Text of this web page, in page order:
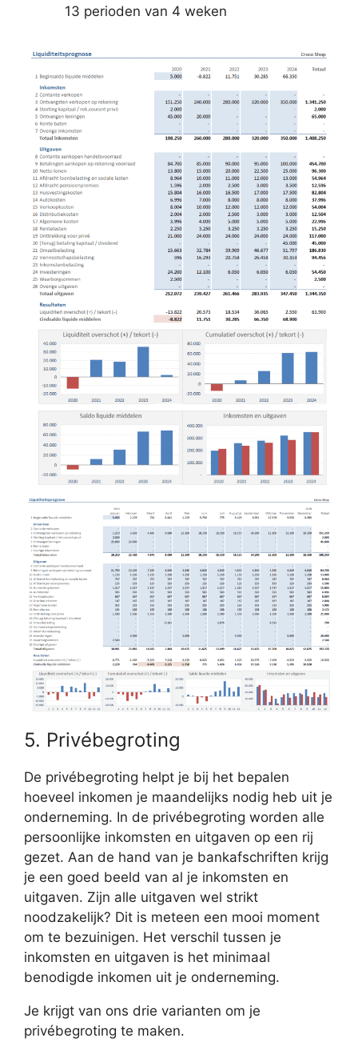
13 perioden van 4 weken
5. Privébegroting
De privébegroting helpt je bij het bepalen
hoeveel inkomen je maandelijks nodig heb uit je
onderneming. In de privébegroting worden alle
persoonlijke inkomsten en uitgaven op een rij
gezet. Aan de hand van je bankafschriften krijg
je een goed beeld van al je inkomsten en
uitgaven. Zijn alle uitgaven wel strikt
noodzakelijk? Dit is meteen een mooi moment
om te bezuinigen. Het verschil tussen je
inkomsten en uitgaven is het minimaal
benodigde inkomen uit je onderneming.
Je krijgt van ons drie varianten om je
privébegroting te maken.